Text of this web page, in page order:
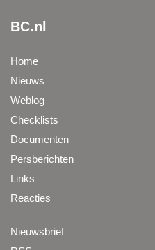
BC.nl
Home
Nieuws
Weblog
Checklists
Documenten
Persberichten
Links
Reacties
Nieuwsbrief